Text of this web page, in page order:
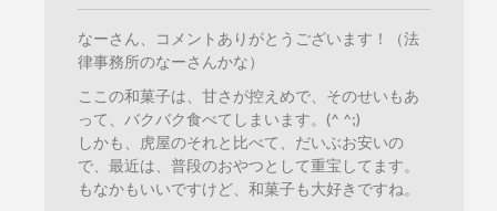
なーさん、コメントありがとうございます！（法
律事務所のなーさんかな）
ここの和菓子は、甘さが控えめで、そのせいもあ
って、バクバク食べてしまいます。(^ ^;)
しかも、虎屋のそれと比べて、だいぶお安いの
で、最近は、普段のおやつとして重宝してます。
もなかもいいですけど、和菓子も大好きですね。